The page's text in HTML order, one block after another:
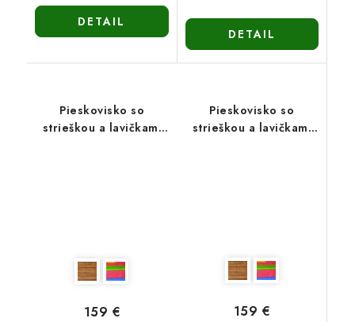
DETAIL
DETAIL
Pieskovisko so
strieškou a lavičkami
159 €
Pieskovisko so
strieškou a lavičkami
159 €